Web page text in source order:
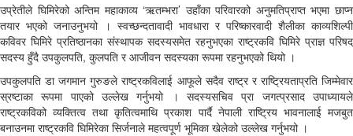
उप्रेतीले घिमिरेको अन्तिम महाकाव्य ‘ऋतम्भरा’ उहाँका परिवारको अनुमतिप्राप्त भएमा छाप्न
तयार भएको जनाउनुभयो । स्वच्छन्दतावादी भावधारा र परिष्कारवादी शैलीका काव्यशिल्पी
कविवर घिमिरे प्रतिष्ठानका संस्थापक सदस्यसमेत रहनुभएका राष्ट्रकवि घिमिरे प्राज्ञ परिषद्
सदस्य हुँदै उपकुलपति, कुलपति र आजीवन सदस्यका रूपमा रहनुभएको थियो ।
उपकुलपति डा जगमान गुरुङले राष्ट्रकविलाई आफूले सदैव राष्ट्र र राष्ट्रियताप्रति जिम्मेवार
स्रष्टाका रूपमा पाएको उल्लेख गर्नुभयो । सदस्यसचिव प्रा जगत्प्रसाद उपाध्यायले
राष्ट्रकविको व्यक्तित्व तथा कृतित्वमाथि प्रकाश पार्दै नेपाली राष्ट्रिय भावनालाई मजबुत
बनाउनमा राष्ट्रकवि घिमिरेका सिर्जनाले महत्वपूर्ण भूमिका खेलेको उल्लेख गर्नुभयो ।